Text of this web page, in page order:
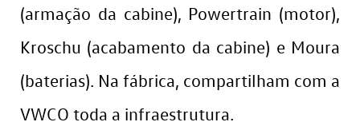
(armação da cabine), Powertrain (motor),
Kroschu (acabamento da cabine) e Moura
(baterias). Na fábrica, compartilham com a
VWCO toda a infraestrutura.